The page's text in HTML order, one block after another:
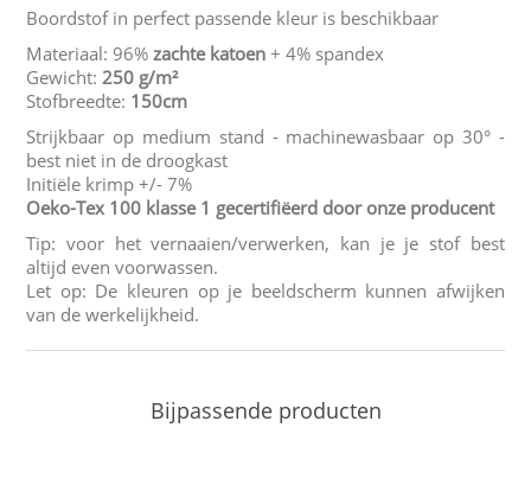
Boordstof in perfect passende kleur is beschikbaar
Materiaal: 96%zachte katoen + 4% spandex
Gewicht: 250 g/m²
Stofbreedte: 150cm
Strijkbaar op medium stand - machinewasbaar op 30° -
best niet in de droogkast
Initiële krimp +/- 7%
Oeko-Tex 100 klasse 1 gecertifiëerd door onze producent
Tip: voor het vernaaien/verwerken, kan je je stof best
altijd even voorwassen.
Let op: De kleuren op je beeldscherm kunnen afwijken
van de werkelijkheid.
Bijpassende producten